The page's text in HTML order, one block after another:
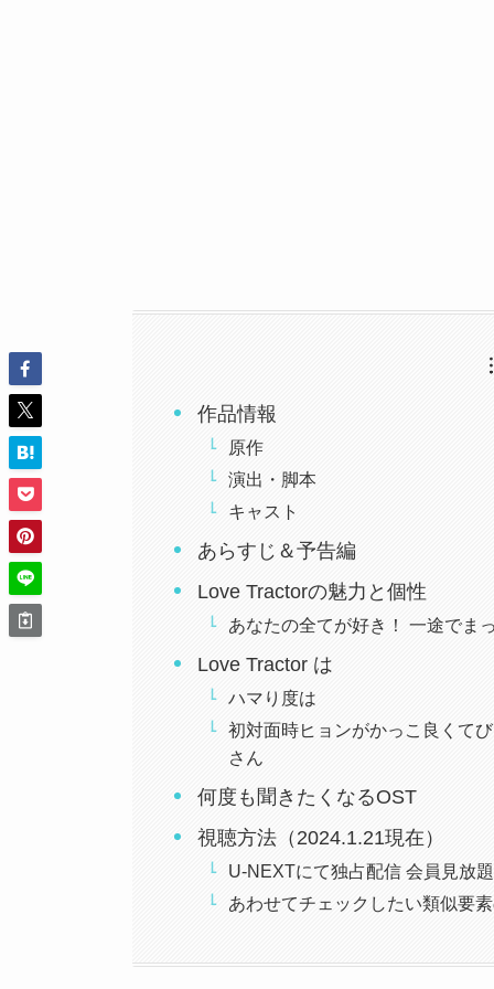
作品情報
原作
演出・脚本
キャスト
あらすじ＆予告編
Love Tractorの魅力と個性
あなたの全てが好き！ 一途でま
Love Tractor は
ハマり度は
初対面時ヒョンがかっこ良くて
さん
何度も聞きたくなるOST
視聴方法（2024.1.21現在）
U-NEXTにて独占配信 会員見放
あわせてチェックしたい類似要